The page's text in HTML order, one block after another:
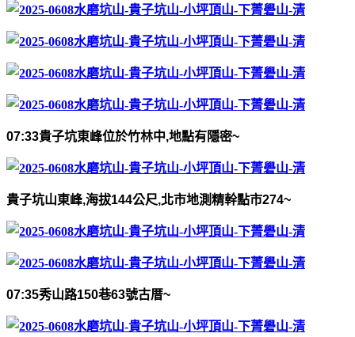
07:33貴子坑東峰位於竹林中,地點有隱密~
貴子坑山東峰,海拔144公尺,北市地測精幹點市274~
07:35秀山路150巷63號古厝~